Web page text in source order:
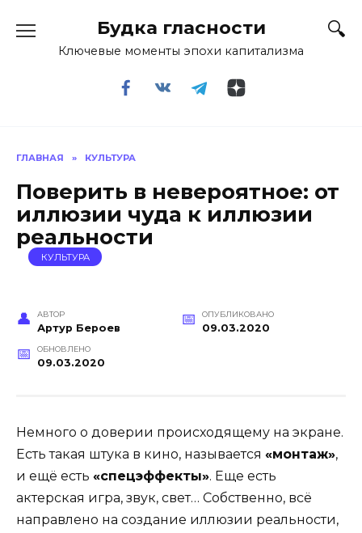
содержанию
Будка гласности
Ключевые моменты эпохи капитализма
ГЛАВНАЯ » КУЛЬТУРА
Поверить в невероятное: от
иллюзии чуда к иллюзии
реальности
КУЛЬТУРА
АВТОР
Артур Бероев
ОПУБЛИКОВАНО
09.03.2020
ОБНОВЛЕНО
09.03.2020
Немного о доверии происходящему на экране.
Есть такая штука в кино, называется «монтаж»,
и ещё есть «спецэффекты». Еще есть
актерская игра, звук, свет… Собственно, всё
направлено на создание иллюзии реальности,